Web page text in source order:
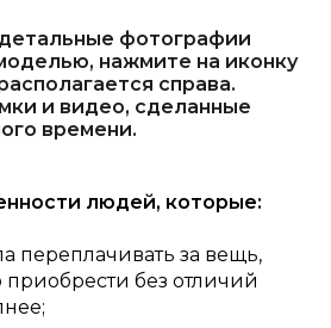
фотографии
нажмите на иконку
справа.
и видео, сделанные
времени.
людей, которые:
переплачивать за вещь,
без отличий